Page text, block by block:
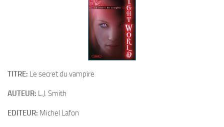
TITRE: Le secret du vampire
AUTEUR: L.J. Smith
EDITEUR: Michel Lafon